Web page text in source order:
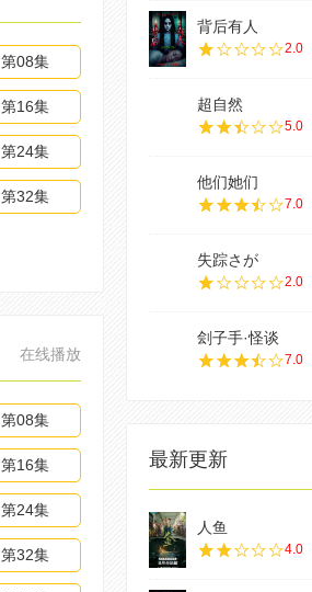
第08集
第16集
第24集
第32集
在线播放
第08集
第16集
第24集
第32集
背后有人
2.0
超自然
5.0
他们她们
7.0
失踪さが
2.0
刽子手·怪谈
7.0
最新更新
人鱼
4.0